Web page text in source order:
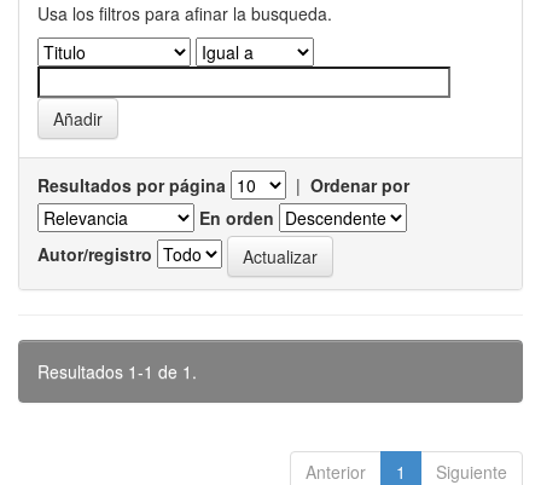
Usa los filtros para afinar la busqueda.
Resultados por página | Ordenar por
En orden
Autor/registro
Resultados 1-1 de 1.
Anterior 1 Siguiente